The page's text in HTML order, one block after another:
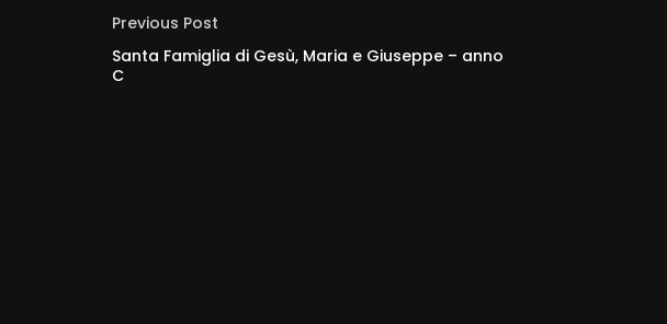
Previous Post
Santa Famiglia di Gesù, Maria e Giuseppe – anno
C